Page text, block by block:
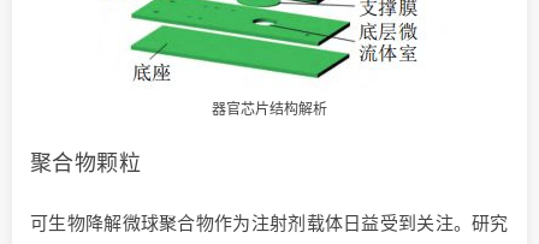
器官芯片结构解析
聚合物颗粒
可生物降解微球聚合物作为注射剂载体日益受到关注。研究